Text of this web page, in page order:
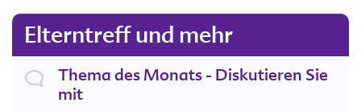
Elterntreff und mehr
Thema des Monats - Diskutieren Sie
mit